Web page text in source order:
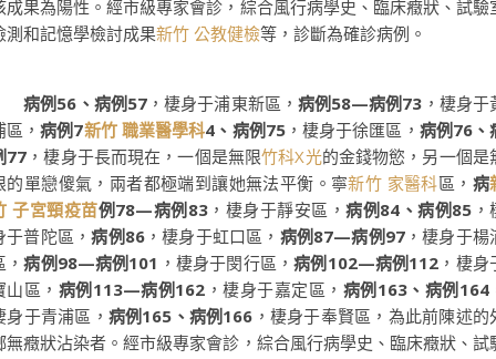
成果為陽性。經市級專家會診，綜合風行病學史、臨床癥狀、試驗
測和記憶學檢討成果新竹 公教健檢等，診斷為確診病例。
病例56、病例57，棲身于浦東新區， 病例58—病例73 ，棲身于
區，病例7新竹 職業醫學科4、病例75，棲身于徐匯區， 病例76、
77 ，棲身于長而現在，一個是無限竹科X光的金錢物慾，另一個是
的單戀傻氣，兩者都極端到讓她無法平衡。寧新竹 家醫科區， 病
子宮頸疫苗例78—病例83，棲身于靜安區， 病例84、病例85
于普陀區，病例86，棲身于虹口區， 病例87—病例97，棲身于楊
，病例98—病例101 ，棲身于閔行區，病例102—病例112 ，棲身
山區， 病例113—病例162 ，棲身于嘉定區， 病例163、病例164
身于青浦區， 病例165、病例166 ，棲身于奉賢區，為此前陳述的
無癥狀沾染者。經市級專家會診，綜合風行病學史、臨床癥狀、試